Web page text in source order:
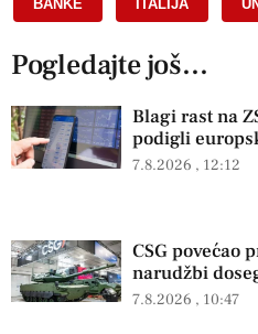
BANKE ITALIJA
Pogledajte još...
Blagi rast na
podigli
7.8.2026 12:12
CSG povećao
narudžbi
7.8.2026 10:47